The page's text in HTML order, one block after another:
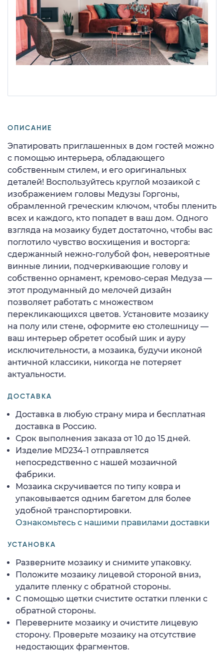
ОПИСАНИЕ
Эпатировать приглашенных в дом гостей можно
с помощью интерьера, обладающего
собственным стилем, и его оригинальных
деталей! Воспользуйтесь круглой мозаикой с
изображением головы Медузы Горгоны,
обрамленной греческим ключом, чтобы пленить
всех и каждого, кто попадет в ваш дом. Одного
взгляда на мозаику будет достаточно, чтобы вас
поглотило чувство восхищения и восторга:
сдержанный нежно-голубой фон, невероятные
винные линии, подчеркивающие голову и
собственно орнамент, кремово-серая Медуза —
этот продуманный до мелочей дизайн
позволяет работать с множеством
перекликающихся цветов. Установите мозаику
на полу или стене, оформите ею столешницу —
ваш интерьер обретет особый шик и ауру
исключительности, а мозаика, будучи иконой
античной классики, никогда не потеряет
актуальности.
ДОСТАВКА
Доставка в любую страну мира и бесплатная
доставка в Россию.
Срок выполнения заказа от 10 до 15 дней.
Изделие MD234-1 отправляется
непосредственно с нашей мозаичной
фабрики.
Мозаика скручивается по типу ковра и
упаковывается одним багетом для более
удобной транспортировки.
Ознакомьтесь с нашими правилами доставки
УСТАНОВКА
Разверните мозаику и снимите упаковку.
Положите мозаику лицевой стороной вниз,
удалите пленку с обратной стороны.
С помощью щетки счистите остатки пленки с
обратной стороны.
Переверните мозаику и очистите лицевую
сторону. Проверьте мозаику на отсутствие
недостающих фрагментов.